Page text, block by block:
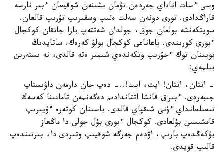
وسى ءسات اناداي جەردەن تۇمان ىشىنەن شوقيعان ءبىر نارسە
قاراڭدادى. تورى دونەن سەلت ەتىپ وسقىرىپ تۇرىپ قالعان.
سويتكەنشە بولعان جوق، جولدان شەتتەپ بارا جاتقان كوكجال
ءبورى كورىندى. باعاناعى كوكجال بولۋ كەرەك. ساتايدىڭ
بويىنان توك ءجۇرىپ وتكەندەي شىمىر ەتە قالدى، نە ىستەرىن
بىلمەي:
- اتتان، اتتان! ايت، ايت!..- دەپ جان دارمەن داۋىستاپ
جىبەردى. ءبىراق قانشا اتتاندادىم دەگەنمەن تاماعىنا كەسەك
تىعىلعانداي ءۇنى شىقپاي قالدى. باسىنان كوتەرە ءۇيىرىپ
قامشىسىن بۇلعادى. كوكجال ءبورى بۇل جولى دا ماڭعاز
بۇكەڭدەپ بارىپ، اۋدەم جەرگە شوقيىپ وتىردى دا، بىرتىندەپ
قالىپ قويدى.